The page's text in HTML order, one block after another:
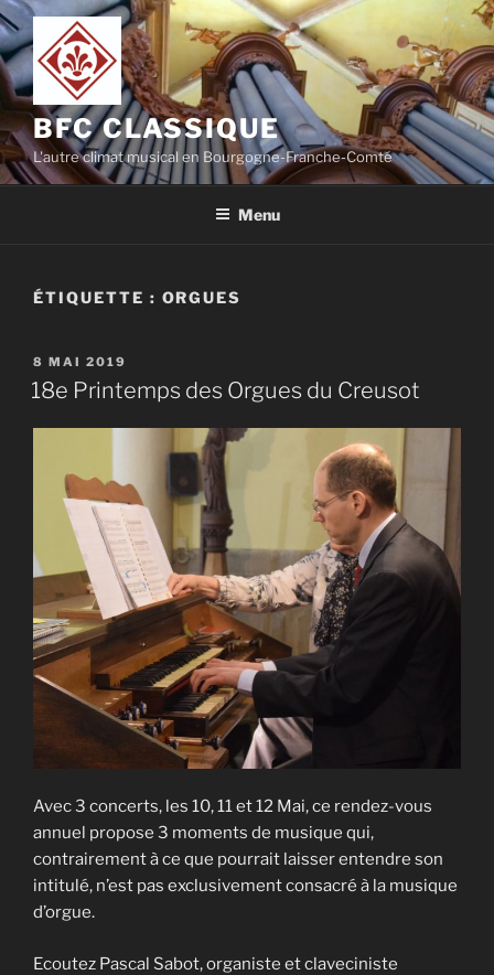
Aller
au
contenu
principal
BFC CLASSIQUE
L'autre climat musical en Bourgogne-Franche-Comté
Menu
ÉTIQUETTE : ORGUES
PUBLIÉ
LE
8 MAI 2019
18e Printemps des Orgues du Creusot
Avec 3 concerts, les 10, 11 et 12 Mai, ce rendez-vous
annuel propose 3 moments de musique qui,
contrairement à ce que pourrait laisser entendre son
intitulé, n’est pas exclusivement consacré à la musique
d’orgue.
Ecoutez Pascal Sabot, organiste et claveciniste